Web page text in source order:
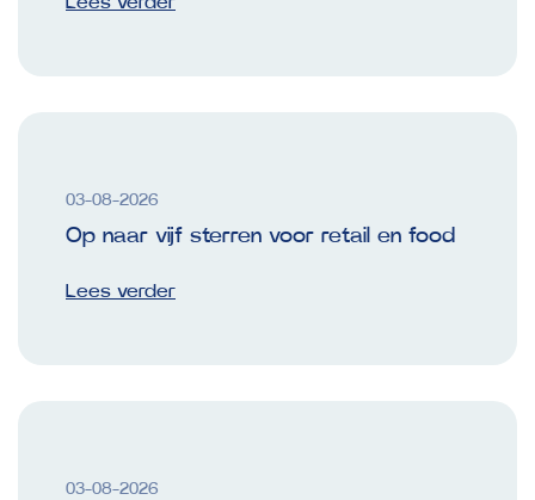
03-08-2026
Op naar vijf sterren voor retail en food
Lees verder
03-08-2026